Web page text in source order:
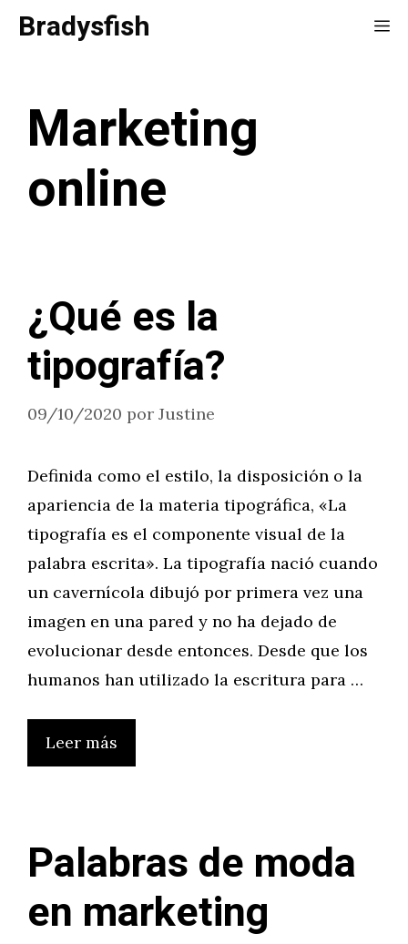
SaltarBradysfish
Marketing
online
¿Qué es la
tipografía?
09/10/2020 por Justine
Definida como el estilo, la disposición o la
apariencia de la materia tipográfica, «La
tipografía es el componente visual de la
palabra escrita». La tipografía nació cuando
un cavernícola dibujó por primera vez una
imagen en una pared y no ha dejado de
evolucionar desde entonces. Desde que los
humanos han utilizado la escritura para …
Leer más
Palabras de moda
en marketing